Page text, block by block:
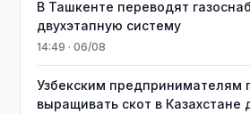
В Ташкенте переводят
двухэтапную систему
14:49 · 06/08
Узбекским предпринимателям
выращивать скот в Казахстане